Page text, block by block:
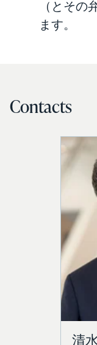
（とその
ます。
Contacts
清